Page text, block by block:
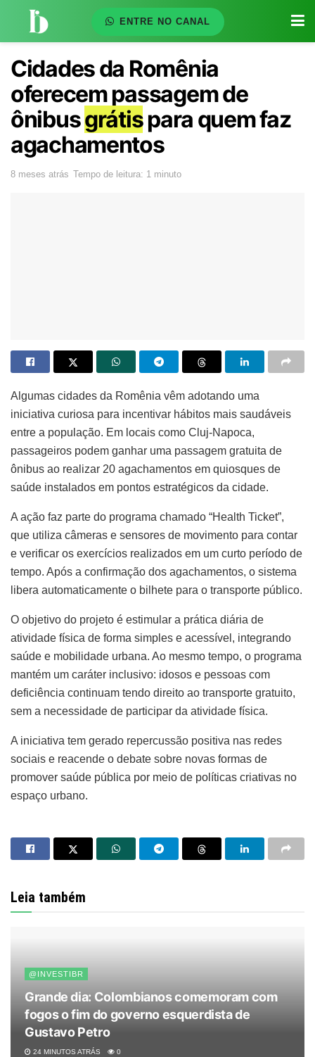
ENTRE NO CANAL
Cidades da Romênia
oferecem passagem de
ônibusgrátispara quem faz
agachamentos
8 meses atrás Tempo de leitura: 1 minuto
Algumas cidades da Romênia vêm adotando uma
iniciativa curiosa para incentivar hábitos mais saudáveis
entre a população. Em locais como Cluj-Napoca,
passageiros podem ganhar uma passagem gratuita de
ônibus ao realizar 20 agachamentos em quiosques de
saúde instalados em pontos estratégicos da cidade.
A ação faz parte do programa chamado “Health Ticket”,
que utiliza câmeras e sensores de movimento para contar
e verificar os exercícios realizados em um curto período de
tempo. Após a confirmação dos agachamentos, o sistema
libera automaticamente o bilhete para o transporte público.
O objetivo do projeto é estimular a prática diária de
atividade física de forma simples e acessível, integrando
saúde e mobilidade urbana. Ao mesmo tempo, o programa
mantém um caráter inclusivo: idosos e pessoas com
deficiência continuam tendo direito ao transporte gratuito,
sem a necessidade de participar da atividade física.
A iniciativa tem gerado repercussão positiva nas redes
sociais e reacende o debate sobre novas formas de
promover saúde pública por meio de políticas criativas no
espaço urbano.
Leia também
@INVESTIBR
Grande dia: Colombianos comemoram com
fogos o fim do governo esquerdista de
Gustavo Petro
24 MINUTOS ATRÁS 0